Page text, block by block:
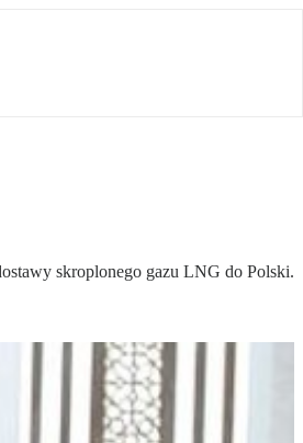
skroplonego gazu LNG do Polski.